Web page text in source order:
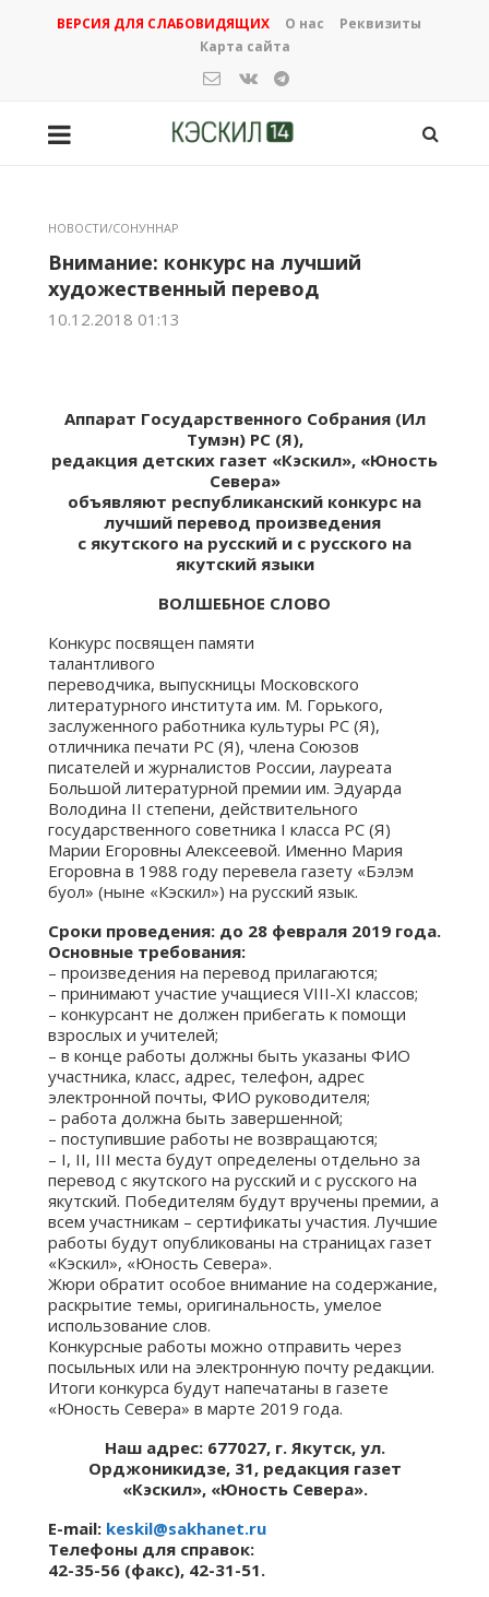
ВЕРСИЯ ДЛЯ СЛАБОВИДЯЩИХ О нас
Реквизиты
Карта сайта
НОВОСТИ/СОНУННАР
Внимание: конкурс на лучший
художественный перевод
10.12.2018 01:13
Аппарат Государственного Собрания (Ил
Тyмэн) РС (Я),
редакция детских газет «Кэскил», «Юность
Севера»
объявляют республиканский конкурс на
лучший перевод произведения
с якутского на русский и с русского на
якутский языки
ВОЛШЕБНОЕ СЛОВО
Конкурс посвящен памяти
талантливого
переводчика, выпускницы Московского
литературного института им. М. Горького,
заслуженного работника культуры РС (Я),
отличника печати РС (Я), члена Союзов
писателей и журналистов России, лауреата
Большой литературной премии им. Эдуарда
Володина II степени, действительного
государственного советника I класса РС (Я)
Марии Егоровны Алексеевой. Именно Мария
Егоровна в 1988 году перевела газету «Бэлэм
буол» (ныне «Кэскил») на русский язык.
Сроки проведения: до 28 февраля 2019 года.
Основные требования:
– произведения на перевод прилагаются;
– принимают участие учащиеся VIII-XI классов;
– конкурсант не должен прибегать к помощи
взрослых и учителей;
– в конце работы должны быть указаны ФИО
участника, класс, адрес, телефон, адрес
электронной почты, ФИО руководителя;
– работа должна быть завершенной;
– поступившие работы не возвращаются;
– I, II, III места будут определены отдельно за
перевод с якутского на русский и с русского на
якутский. Победителям будут вручены премии, а
всем участникам – сертификаты участия. Лучшие
работы будут опубликованы на страницах газет
«Кэскил», «Юность Севера».
Жюри обратит особое внимание на содержание,
раскрытие темы, оригинальность, умелое
использование слов.
Конкурсные работы можно отправить через
посыльных или на электронную почту редакции.
Итоги конкурса будут напечатаны в газете
«Юность Севера» в марте 2019 года.
Наш адрес: 677027, г. Якутск, ул.
Орджоникидзе, 31, редакция газет
«Кэскил», «Юность Севера».
E-mail: keskil@sakhanet.ru
Телефоны для справок:
42-35-56 (факс), 42-31-51.